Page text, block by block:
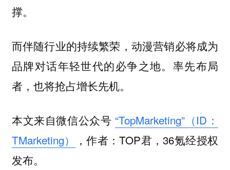
撑。
而伴随行业的持续繁荣，动漫营销必将成为
品牌对话年轻世代的必争之地。率先布局
者，也将抢占增长先机。
本文来自微信公众号 “TopMarketing”（ID：
TMarketing）
，作者：TOP君，36氪经授权
发布。